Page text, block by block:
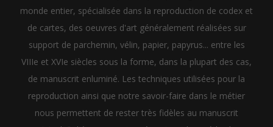
monde entier, spécialisée dans la reproduction de codex et
de cartes, des oeuvres d'art généralement réalisées sur
support de parchemin, vélin, papier, papyrus... entre les
VIIIe et XVIe siècles sous la forme, dans la plupart des cas,
de manuscrit enluminé. Les techniques utilisées pour la
reproduction ainsi que notre savoir-faire dans le métier
nous permettent de rester très fidèles au manuscrit